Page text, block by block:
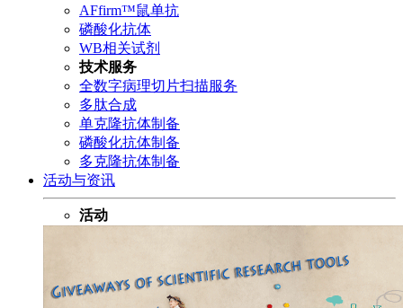
AFfirm™鼠单抗
磷酸化抗体
WB相关试剂
技术服务
全数字病理切片扫描服务
多肽合成
单克隆抗体制备
磷酸化抗体制备
多克隆抗体制备
活动与资讯
活动